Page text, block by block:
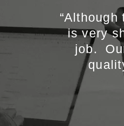
is very
job.